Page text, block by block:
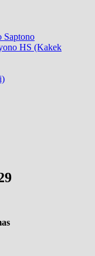
Saptono
HS (Kakek